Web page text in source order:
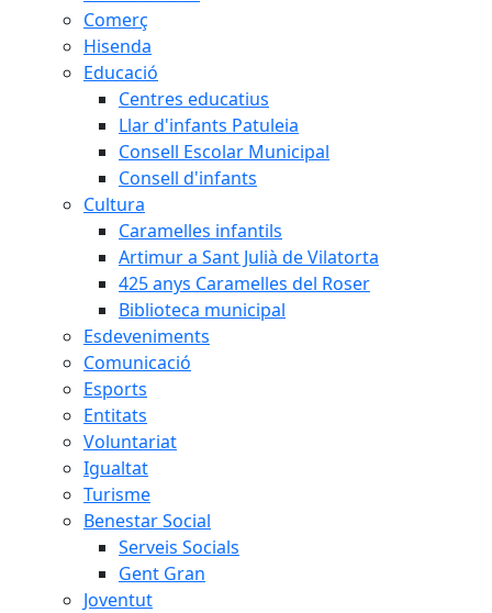
Comerç
Hisenda
Educació
Centres educatius
Llar d'infants Patuleia
Consell Escolar Municipal
Consell d'infants
Cultura
Caramelles infantils
Artimur a Sant Julià de Vilatorta
425 anys Caramelles del Roser
Biblioteca municipal
Esdeveniments
Comunicació
Esports
Entitats
Voluntariat
Igualtat
Turisme
Benestar Social
Serveis Socials
Gent Gran
Joventut